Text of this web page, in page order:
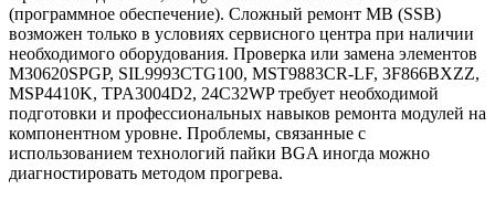
(программное обеспечение). Сложный ремонт MB (SSB)
возможен только в условиях сервисного центра при наличии
необходимого оборудования. Проверка или замена элементов
M30620SPGP, SIL9993CTG100, MST9883CR-LF, 3F866BXZZ,
MSP4410K, TPA3004D2, 24C32WP требует необходимой
подготовки и профессиональных навыков ремонта модулей на
компонентном уровне. Проблемы, связанные с
использованием технологий пайки BGA иногда можно
диагностировать методом прогрева.